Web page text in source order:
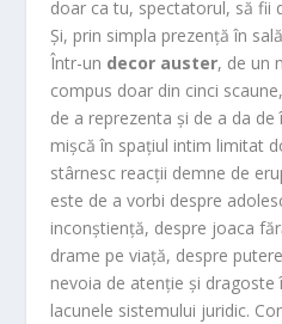
doar ca tu, spectatorul, să fii
Și, prin simpla prezență în
Într-un decor auster, de un
compus doar din cinci
de a reprezenta și de a da
mișcă în spațiul intim limitat
stârnesc reacții demne de
este de a vorbi despre
inconștiență, despre joaca
drame pe viață, despre
nevoia de atenție și dragoste
lacunele sistemului juridic.